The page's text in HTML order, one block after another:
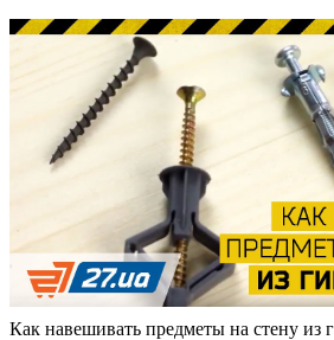
Как навешивать предметы на стену из